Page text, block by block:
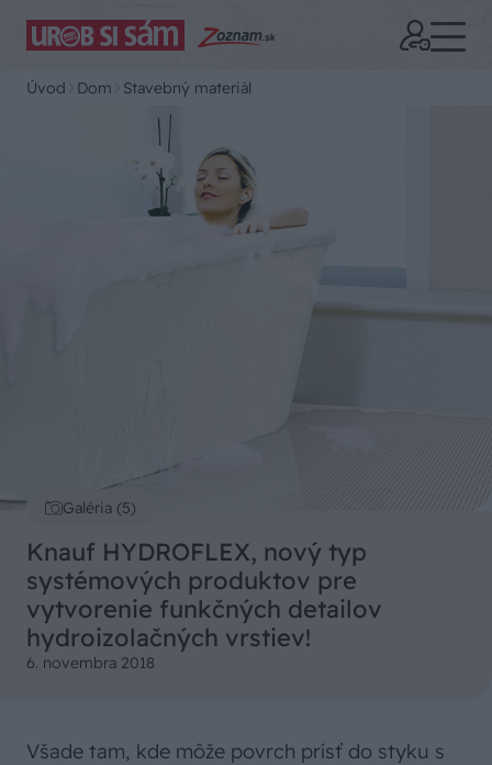
Úvod Dom Stavebný materiál
Galéria (5)
Knauf HYDROFLEX, nový typ
systémových produktov pre
vytvorenie funkčných detailov
hydroizolačných vrstiev!
6. novembra 2018
Všade tam, kde môže povrch prísť do styku s